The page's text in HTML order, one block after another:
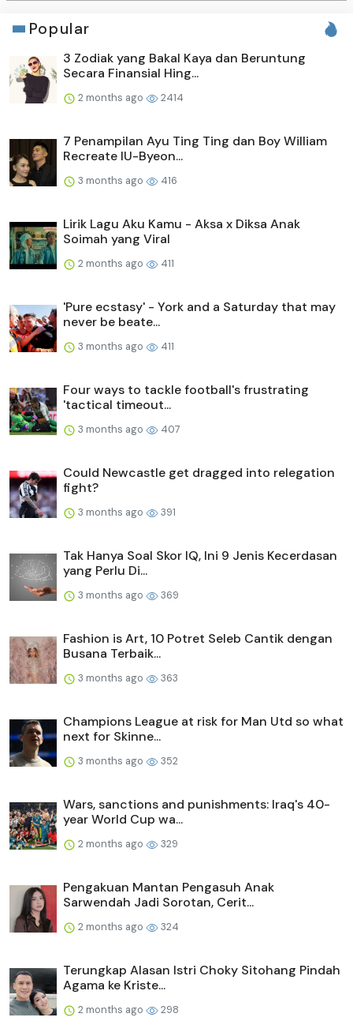
Popular
3 Zodiak yang Bakal Kaya dan Beruntung
Secara Finansial Hing...
2 months ago 2414
7 Penampilan Ayu Ting Ting dan Boy William
Recreate IU-Byeon...
3 months ago 416
Lirik Lagu Aku Kamu - Aksa x Diksa Anak
Soimah yang Viral
2 months ago 411
'Pure ecstasy' - York and a Saturday that may
never be beate...
3 months ago 411
Four ways to tackle football's frustrating
'tactical timeout...
3 months ago 407
Could Newcastle get dragged into relegation
fight?
3 months ago 391
Tak Hanya Soal Skor IQ, Ini 9 Jenis Kecerdasan
yang Perlu Di...
3 months ago 369
Fashion is Art, 10 Potret Seleb Cantik dengan
Busana Terbaik...
3 months ago 363
Champions League at risk for Man Utd so what
next for Skinne...
3 months ago 352
Wars, sanctions and punishments: Iraq's 40-
year World Cup wa...
2 months ago 329
Pengakuan Mantan Pengasuh Anak
Sarwendah Jadi Sorotan, Cerit...
2 months ago 324
Terungkap Alasan Istri Choky Sitohang Pindah
Agama ke Kriste...
2 months ago 298